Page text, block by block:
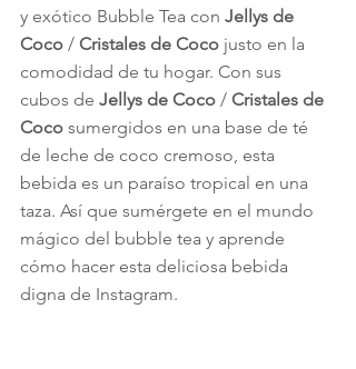
y exótico Bubble Tea con Jellys de
Coco / Cristales de Coco justo en la
comodidad de tu hogar. Con sus
cubos de Jellys de Coco / Cristales de
Coco sumergidos en una base de té
de leche de coco cremoso, esta
bebida es un paraíso tropical en una
taza. Así que sumérgete en el mundo
mágico del bubble tea y aprende
cómo hacer esta deliciosa bebida
digna de Instagram.